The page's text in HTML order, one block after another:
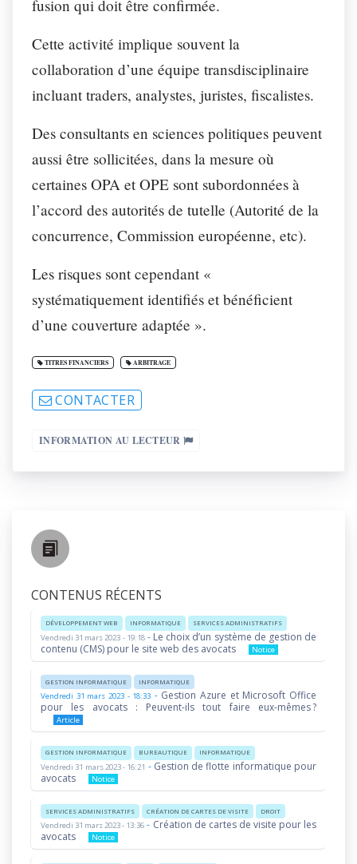
fusion qui doit être confirmée.
Cette activité implique souvent la
collaboration d’une équipe transdisciplinaire
incluant traders, analystes, juristes, fiscalistes.
Des consultants en sciences politiques peuvent
aussi être sollicitées, dans la mesure où
certaines OPA et OPE sont subordonnées à
l’accord des autorités de tutelle (Autorité de la
concurrence, Commission européenne, etc).
Les risques sont cependant «
systématiquement identifiés et bénéficient
d’une couverture adaptée ».
TITRES FINANCIERS ARBITRAGE
CONTACTER
INFORMATION AU LECTEUR
CONTENUS RÉCENTS
DÉVELOPPEMENT WEB INFORMATIQUE SERVICES ADMINISTRATIFS
Vendredi 31 mars 2023 - 19:18- Le choix d’un système de gestion de
contenu (CMS) pour le site web des avocats
Notice
GESTION INFORMATIQUE INFORMATIQUE
Vendredi 31 mars 2023 - 18:33 - Gestion Azure et Microsoft Office
pour les avocats : Peuvent-ils tout faire eux-mêmes ?
Article
GESTION INFORMATIQUE BUREAUTIQUE INFORMATIQUE
Vendredi 31 mars 2023 - 16:21 - Gestion de flotte informatique pour
avocats
Notice
SERVICES ADMINISTRATIFS CRÉATION DE CARTES DE VISITE DROIT
Vendredi 31 mars 2023 - 13:36 - Création de cartes de visite pour les
avocats
Notice